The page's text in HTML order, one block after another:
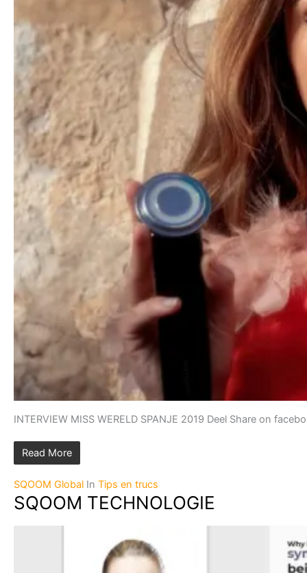
INTERVIEW MISS WERELD SPANJE 2019 Deel Share on
Read More
SQOOM Global In Tips en trucs
SQOOM TECHNOLOGIE